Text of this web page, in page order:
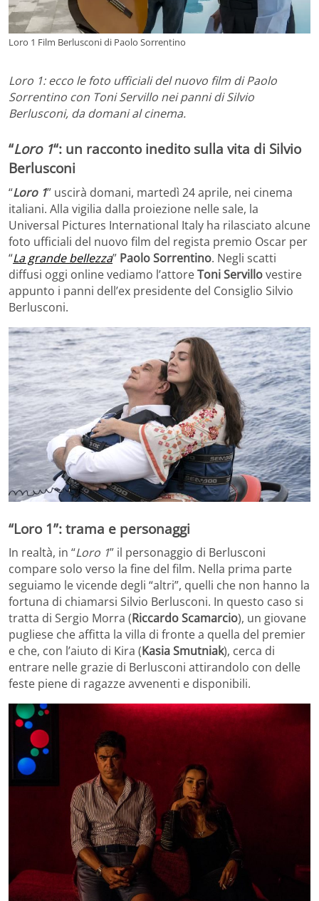
Loro 1 Film Berlusconi di Paolo Sorrentino
Loro 1: ecco le foto ufficiali del nuovo film di Paolo
Sorrentino con Toni Servillo nei panni di Silvio
Berlusconi, da domani al cinema.
“Loro 1“: un racconto inedito sulla vita di Silvio
Berlusconi
“Loro 1” uscirà domani, martedì 24 aprile, nei cinema
italiani. Alla vigilia dalla proiezione nelle sale, la
Universal Pictures International Italy ha rilasciato alcune
foto ufficiali del nuovo film del regista premio Oscar per
“La grande bellezza” Paolo Sorrentino. Negli scatti
diffusi oggi online vediamo l’attoreToni Servillovestire
appunto i panni dell’ex presidente del Consiglio Silvio
Berlusconi.
“Loro 1”: trama e personaggi
In realtà, in “Loro 1” il personaggio di Berlusconi
compare solo verso la fine del film. Nella prima parte
seguiamo le vicende degli “altri”, quelli che non hanno la
fortuna di chiamarsi Silvio Berlusconi. In questo caso si
tratta di Sergio Morra (Riccardo Scamarcio), un giovane
pugliese che affitta la villa di fronte a quella del premier
e che, con l’aiuto di Kira (Kasia Smutniak), cerca di
entrare nelle grazie di Berlusconi attirandolo con delle
feste piene di ragazze avvenenti e disponibili.